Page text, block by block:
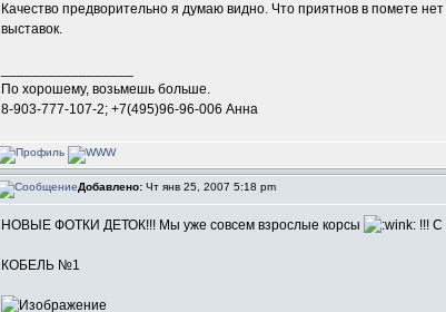
Качество предворительно я думаю видно. Что приятнов в помете
выставок.
По хорошему, возьмешь больше.
8-903-777-107-2; +7(495)96-96-006 Анна
Добавлено: Чт янв 25, 2007 5:18 pm
НОВЫЕ ФОТКИ ДЕТОК!!! Мы уже совсем взрослые корсы !!! С
КОБЕЛЬ №1